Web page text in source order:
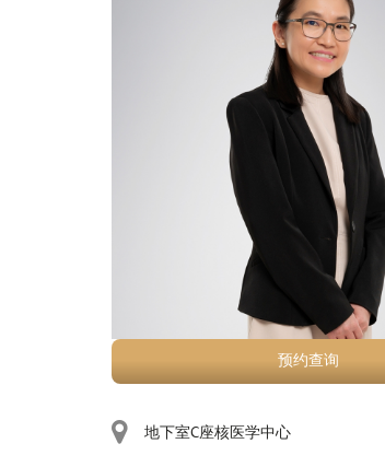
预约查询
地下室C座核医学中心